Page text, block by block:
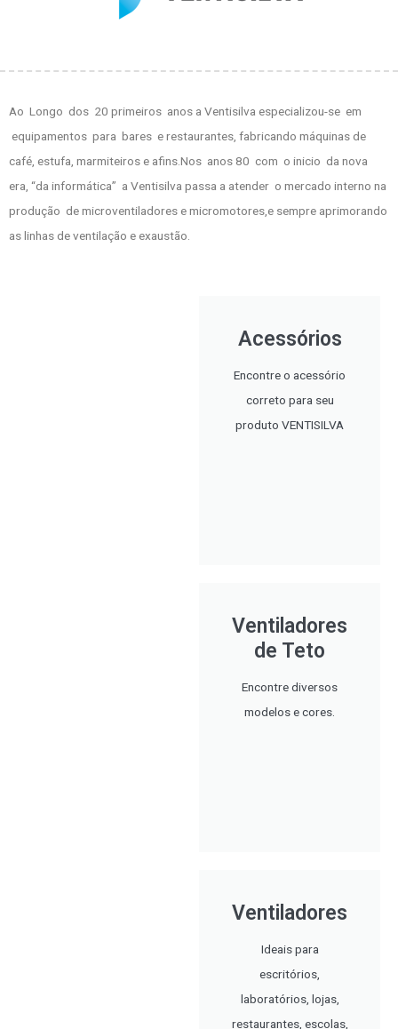
Ao Longo dos 20 primeiros anos a Ventisilva especializou-se em
equipamentos para bares e restaurantes, fabricando máquinas de
café, estufa, marmiteiros e afins.Nos anos 80 com o inicio da nova
era, “da informática” a Ventisilva passa a atender o mercado interno na
produção de microventiladores e micromotores,e sempre aprimorando
as linhas de ventilação e exaustão.
Acessórios
Encontre o acessório
correto para seu
produto VENTISILVA
Ventiladores
de Teto
Encontre diversos
modelos e cores.
Ventiladores
Ideais para
escritórios,
laboratórios, lojas,
restaurantes, escolas,